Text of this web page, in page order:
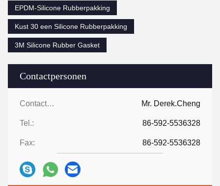
Contactpersonen
Contactpersonen: Mr. Derek.Cheng
Tel.: 86-592-5536328
Fax: 86-592-5536328
EPDM-Silicone Rubberpakking
Kust 30 een Silicone Rubberpakking
3M Silicone Rubber Gasket